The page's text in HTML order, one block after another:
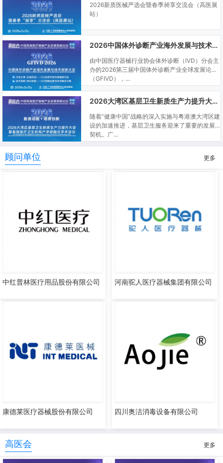
2026新质医械严选会暨春季昶享交流会（高医展
站）
2026中国体外诊断产业海外发展与技术创新大会
由中国医疗器械行业协会体外诊断（IVD）分会主
办的2026第三届中国体外诊断产业全球发展论坛
（GFIVD），...
2026大湾区基层卫生新质生产力提升大会暨基层医疗卫生机构产学研融合学术会议
随着“健康中国”战略的深入实施与粤港澳大湾区建
设的加速推进，基层卫生服务迎来了重要的发展
契机。广...
顾问单位 更多
中红普林医疗用品股份有限公司 河南驼人医疗器械集团有限公司
康德莱医疗器械股份有限公司 四川奥洁消毒设备有限公司
高医会 更多